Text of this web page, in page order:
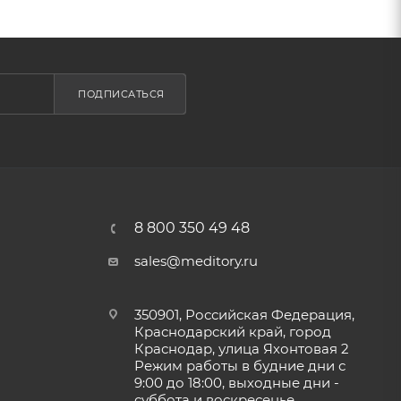
ПОДПИСАТЬСЯ
8 800 350 49 48
sales@meditory.ru
350901, Российская Федерация,
Краснодарский край, город
Краснодар, улица Яхонтовая 2
Режим работы в будние дни с
9:00 до 18:00, выходные дни -